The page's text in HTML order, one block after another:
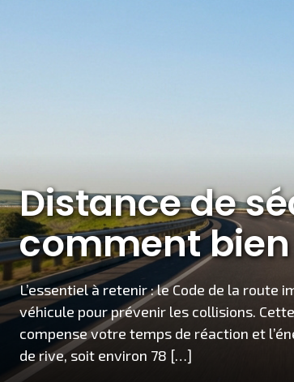
Distance de
comment
L’essentiel à retenir : le Code de la route
véhicule pour prévenir les collisions.
compense votre temps de réaction et
de rive, soit environ 78 […]